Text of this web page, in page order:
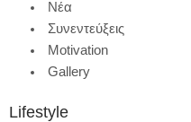
Νέα
Συνεντεύξεις
Motivation
Gallery
Lifestyle